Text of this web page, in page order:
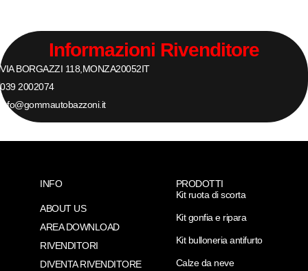
Informazioni Rivenditore
VIA BORGAZZI 118, MONZA20052IT
039 2002074
info@gommautobazzoni.it
INFO
ABOUT US
AREA DOWNLOAD
RIVENDITORI
DIVENTA RIVENDITORE
PRODOTTI
Kit ruota di scorta
Kit gonfia e ripara
Kit bulloneria antifurto
Calze da neve